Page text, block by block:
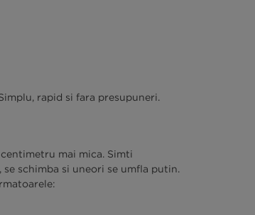
rapid si fara presupuneri.
mai mica. Simti
schimba si uneori se umfla putin.